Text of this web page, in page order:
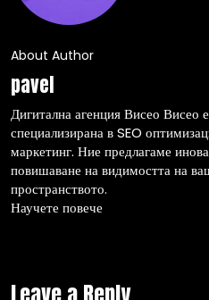
About Author
pavel
Дигитална агенция Висео Висео
специализирана в SEO
маркетинг. Ние предлагаме
повишаване на видимостта на
пространството.
Научете повече